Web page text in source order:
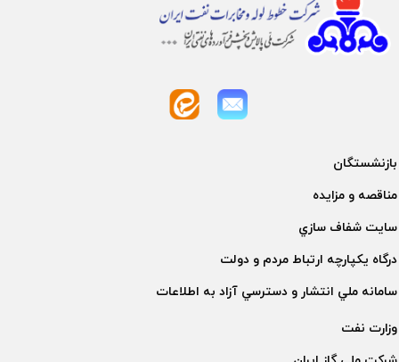
بازنشستگان
مناقصه و مزايده
سايت شفاف سازي
درگاه يكپارچه ارتباط مردم و دولت
سامانه ملي انتشار و دسترسي آزاد به اطلاعات
وزارت نفت